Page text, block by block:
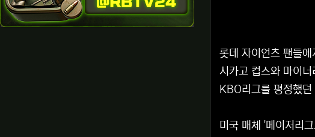
롯데 자이언츠 팬들
시카고 컵스와 마이
KBO리그를 평정했
미국 매체 '메이저리